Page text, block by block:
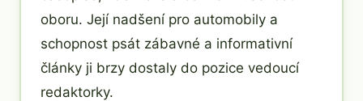
oboru. Její nadšení pro automobily a
schopnost psát zábavné a informativní
články ji brzy dostaly do pozice vedoucí
redaktorky.